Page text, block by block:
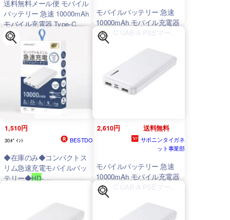
送料無料メール便 モバイル
バッテリー 急速 10000mAh
モバイル充電器 Type-C
UAB-A PSEマーク有
HIDISCHD -
MB10000TAWH/1066 ポイ
ント消化
モバイルバッテリー 急速
10000mAh モバイル充電器
Type-C UAB-A PSEマーク
有 HIDISC
/1066
1,510円
30ﾎﾟｲﾝﾄ BESTDO
◆在庫のみ◆コンパクトス
リム急速充電モバイルバッ
テリー◆HD-
2,610円 送料無料
サポニンタイガネ
ット事業部
モバイルバッテリー 急速
10000mAh モバイル充電器
Type-C UAB-A PSEマーク
有 HIDISC
/1066/送料
無料メール便 ポイント消化